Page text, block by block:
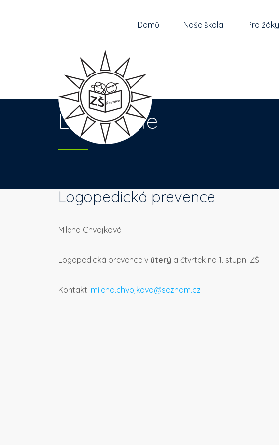
Domů Naše škola Pro žáky
Logopedie
Logopedická prevence
Milena Chvojková
Logopedická prevence v úterý a čtvrtek na 1. stupni ZŠ
Kontakt: milena.chvojkova@seznam.cz